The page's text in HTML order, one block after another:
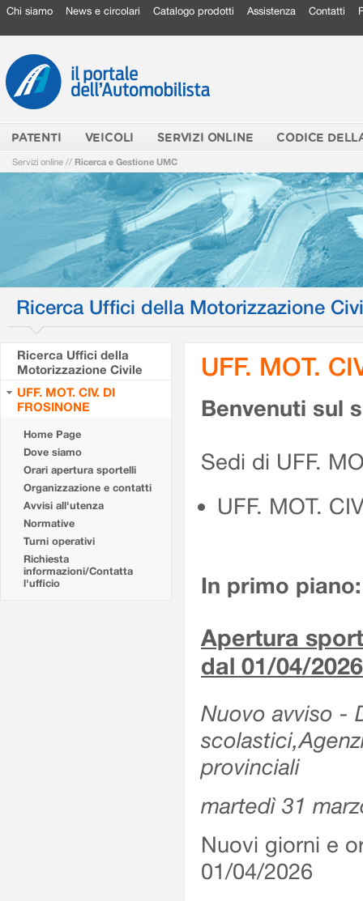
Chi siamo News e circolari Catalogo prodotti Assistenza Contatti
PATENTI VEICOLI SERVIZI ONLINE CODICE
Servizi online // Ricerca e Gestione UMC
Ricerca Uffici della Motorizzazione
Ricerca Uffici della
Motorizzazione Civile
UFF. MOT. CIV. DI
FROSINONE
Home Page
Dove siamo
Orari apertura sportelli
Organizzazione e contatti
Avvisi all'utenza
Normative
Turni operativi
Richiesta
informazioni/Contatta
l'ufficio
UFF. MOT.
Benvenuti sul
Sedi di UFF.
UFF. MOT.
In primo piano:
Apertura
dal 01/04/2026
Nuovo avviso -
provinciali
martedì 31
Nuovi giorni e
01/04/2026